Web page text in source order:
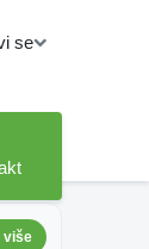
se
više